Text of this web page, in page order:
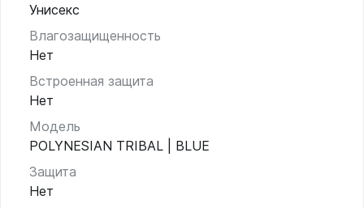
Унисекс
Влагозащищенность
Нет
Встроенная защита
Нет
Модель
POLYNESIAN TRIBAL | BLUE
Защита
Нет